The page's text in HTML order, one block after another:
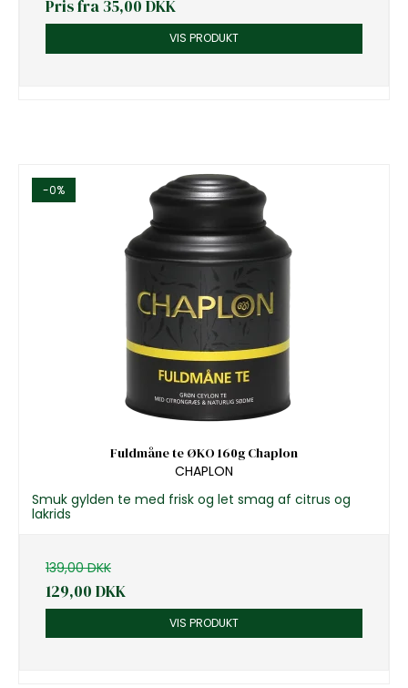
Pris fra35,00 DKK
VIS PRODUKT
-0%
Fuldmåne te ØKO 160g Chaplon
CHAPLON
Smuk gylden te med frisk og let smag af citrus og
lakrids
139,00 DKK
129,00 DKK
VIS PRODUKT